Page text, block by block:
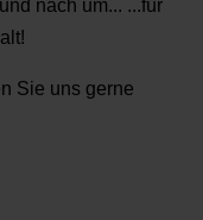
nach um... ...für
Sie uns gerne